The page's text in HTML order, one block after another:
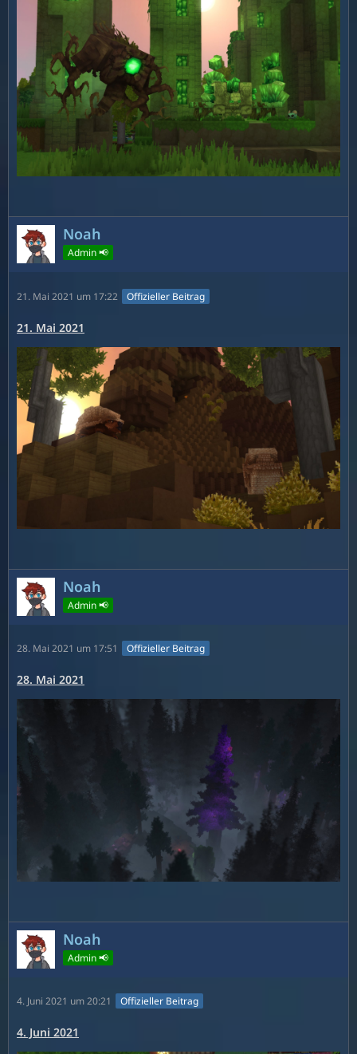
Noah
Admin 📢
21. Mai 2021 um 17:22 Offizieller Beitrag
21. Mai 2021
Noah
Admin 📢
28. Mai 2021 um 17:51 Offizieller Beitrag
28. Mai 2021
Noah
Admin 📢
4. Juni 2021 um 20:21 Offizieller Beitrag
4. Juni 2021